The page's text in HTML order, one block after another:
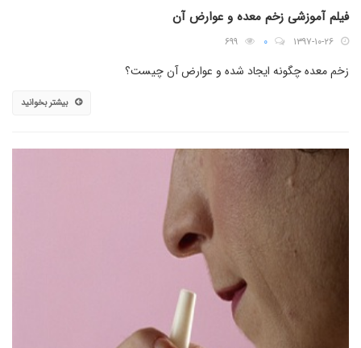
فیلم آموزشی زخم معده و عوارض آن
۱۳۹۷-۱۰-۲۶ ۰ ۶۹۹
زخم معده چگونه ایجاد شده و عوارض آن چیست؟
بیشتر بخوانید